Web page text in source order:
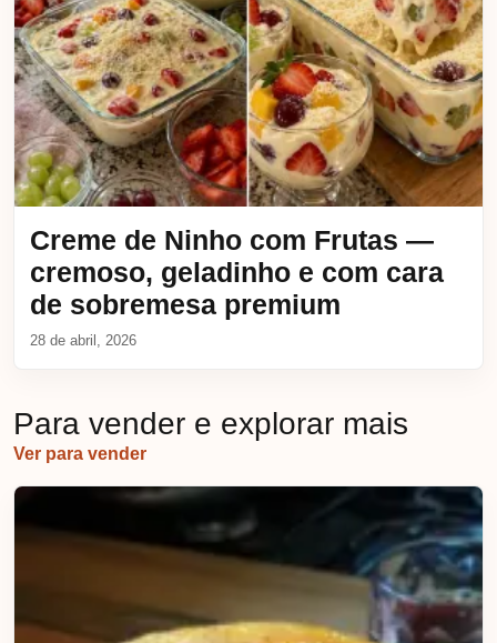
Creme de Ninho com Frutas —
cremoso, geladinho e com cara
de sobremesa premium
28 de abril, 2026
Para vender e explorar mais
Ver para vender